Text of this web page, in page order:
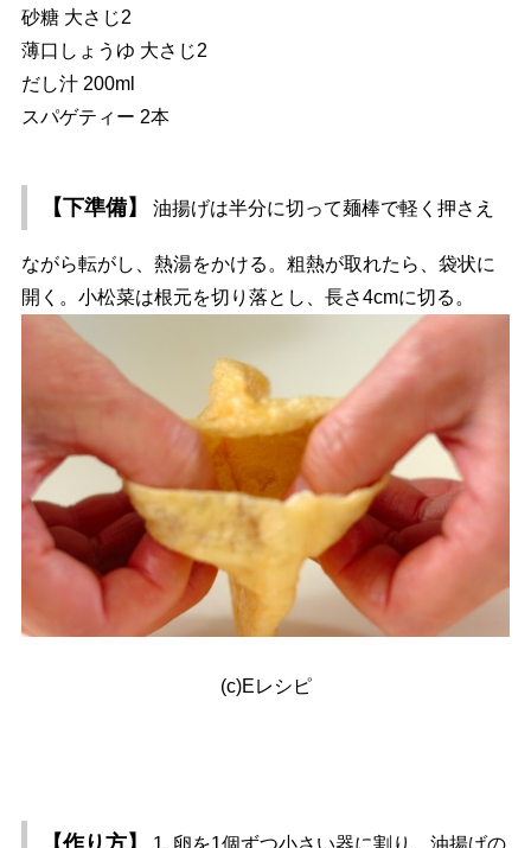
砂糖 大さじ2
薄口しょうゆ 大さじ2
だし汁 200ml
スパゲティー 2本
【下準備】 油揚げは半分に切って麺棒で軽く押さえ
ながら転がし、熱湯をかける。粗熱が取れたら、袋状に
開く。小松菜は根元を切り落とし、長さ4cmに切る。
(c)Eレシピ